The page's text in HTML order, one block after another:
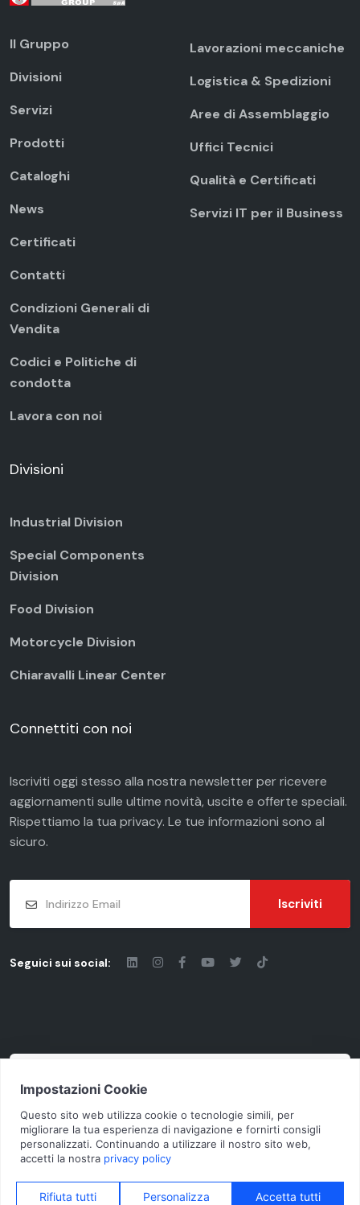
Il Gruppo
Divisioni
Servizi
Prodotti
Cataloghi
News
Certificati
Contatti
Condizioni Generali di
Vendita
Codici e Politiche di
condotta
Lavora con noi
Lavorazioni meccaniche
Logistica & Spedizioni
Aree di Assemblaggio
Uffici Tecnici
Qualità e Certificati
Servizi IT per il Business
Divisioni
Industrial Division
Special Components
Division
Food Division
Motorcycle Division
Chiaravalli Linear Center
Connettiti con noi
Iscriviti oggi stesso alla nostra newsletter per ricevere
aggiornamenti sulle ultime novità, uscite e offerte speciali.
Rispettiamo la tua privacy. Le tue informazioni sono al
sicuro.
Iscriviti
Seguici sui social:
© 2026 - Chiaravalli Group S.p.A.
Cod. Fisc. - P.iva: 03206490124 | Vat Code
IT03206490124 | Rea cciaa MI-1955092
N.Mecc. MI368791 | Cap. Soc. € 10.100.000 i. v.
Privacy Policy
Cookie Policy